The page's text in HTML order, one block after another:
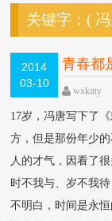
关键字：(
2014
03-10
青春都
wxkitty
17岁，冯唐写下了
方，但是那份年少
人的才气，因看了
时不我与、岁不我
不明白，时间是永